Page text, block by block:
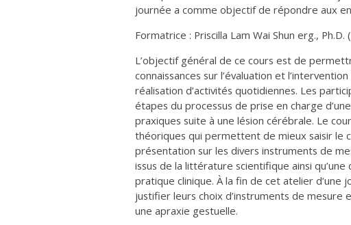
journée a comme objectif de répondre aux
Formatrice : Priscilla Lam Wai Shun erg., Ph.D.
L’objectif général de ce cours est de
connaissances sur l’évaluation et
réalisation d’activités quotidiennes. Les
étapes du processus de prise en charge
praxiques suite à une lésion cérébrale. Le
théoriques qui permettent de mieux saisir le
présentation sur les divers instruments de
issus de la littérature scientifique ainsi
pratique clinique. À la fin de cet atelier
justifier leurs choix d’instruments de mesure
une apraxie gestuelle.